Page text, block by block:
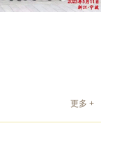
更多 +